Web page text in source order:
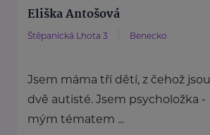
Eliška Antošová
Štěpanická Lhota 3 Benecko
Jsem máma tří dětí, z čehož jsou
dvě autisté. Jsem psycholožka -
mým tématem ...